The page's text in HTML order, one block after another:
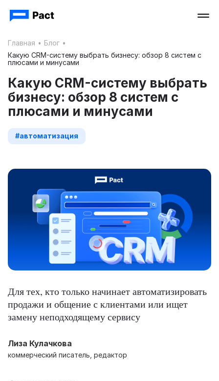
Главная • Блог •
Какую CRM-систему выбрать бизнесу: обзор 8 систем с
плюсами и минусами
Какую CRM-систему выбрать
бизнесу: обзор 8 систем с
плюсами и минусами
#автоматизация
Для тех, кто только начинает автоматизировать
продажи и общение с клиентами или ищет
замену неподходящему сервису
Лиза Кулачкова
коммерческий писатель, редактор